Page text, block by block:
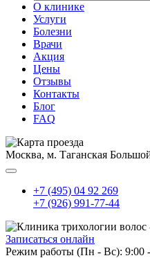
О клинике
Услуги
Болезни
Врачи
Акция
Цены
Отзывы
Контакты
Блог
FAQ
Москва, м. Таганская
+7 (495) 04 92 269
+7 (926) 991-77-44
Записаться онлайн
Режим работы (Пн - Вс): 9:00